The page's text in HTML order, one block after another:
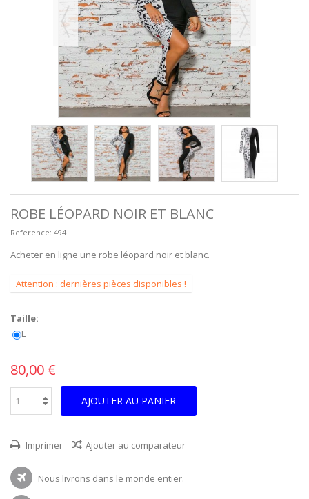
ROBE LÉOPARD NOIR ET BLANC
Reference: 494
Acheter en ligne une robe léopard noir et blanc.
Attention : dernières pièces disponibles !
Taille:
L
80,00 €
AJOUTER AU PANIER
Imprimer Ajouter au comparateur
Nous livrons dans le monde entier.